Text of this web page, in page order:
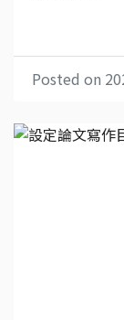
Posted on